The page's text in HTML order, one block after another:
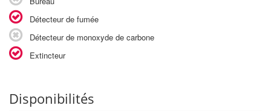
Détecteur de fumée
Détecteur de monoxyde de carbone
Extincteur
Disponibilités